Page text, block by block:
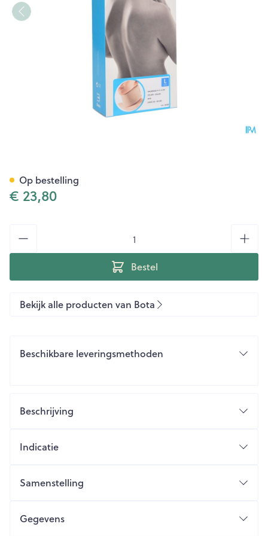
€ 23,80
Bestel
Op bestelling
Bekijk alle producten van Bota
Beschikbare leveringsmethoden
Beschrijving
Indicatie
Samenstelling
Gegevens